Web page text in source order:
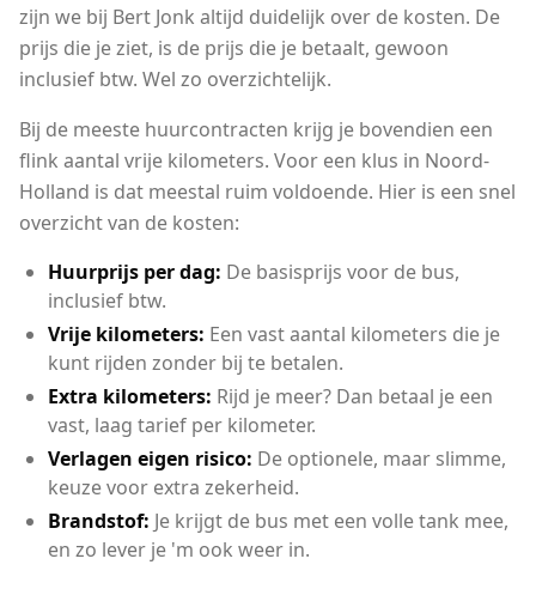
zijn we bij Bert Jonk altijd duidelijk over de kosten. De
prijs die je ziet, is de prijs die je betaalt, gewoon
inclusief btw. Wel zo overzichtelijk.
Bij de meeste huurcontracten krijg je bovendien een
flink aantal vrije kilometers. Voor een klus in Noord-
Holland is dat meestal ruim voldoende. Hier is een snel
overzicht van de kosten:
Huurprijs per dag: De basisprijs voor de bus,
inclusief btw.
Vrije kilometers: Een vast aantal kilometers die je
kunt rijden zonder bij te betalen.
Extra kilometers: Rijd je meer? Dan betaal je een
vast, laag tarief per kilometer.
Verlagen eigen risico: De optionele, maar slimme,
keuze voor extra zekerheid.
Brandstof: Je krijgt de bus met een volle tank mee,
en zo lever je 'm ook weer in.